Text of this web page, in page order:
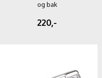
og bak
220,-